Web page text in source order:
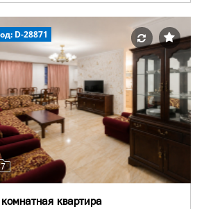
D-28871
квартира